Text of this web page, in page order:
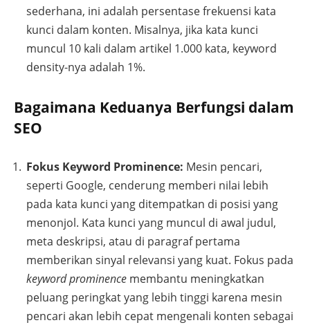
sederhana, ini adalah persentase frekuensi kata
kunci dalam konten. Misalnya, jika kata kunci
muncul 10 kali dalam artikel 1.000 kata, keyword
density-nya adalah 1%.
Bagaimana Keduanya Berfungsi dalam
SEO
Fokus Keyword Prominence: Mesin pencari,
seperti Google, cenderung memberi nilai lebih
pada kata kunci yang ditempatkan di posisi yang
menonjol. Kata kunci yang muncul di awal judul,
meta deskripsi, atau di paragraf pertama
memberikan sinyal relevansi yang kuat. Fokus pada
keyword prominence membantu meningkatkan
peluang peringkat yang lebih tinggi karena mesin
pencari akan lebih cepat mengenali konten sebagai